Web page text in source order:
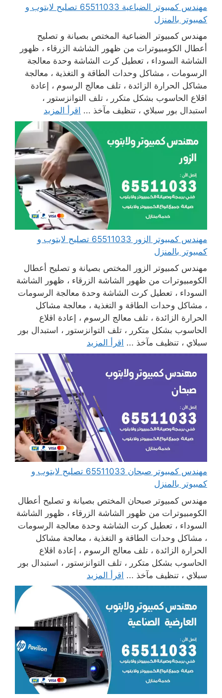
مهندس كمبيوتر الضباعية 65511033 تصليح لابتوب و
كمبيوتر بالمنزل
مهندس كمبيوتر الضباعية المختص بصيانة و تصليح
أعطال الكومبيوترات من ظهور الشاشة الزرقاء ، ظهور
الشاشة السوداء ، تعطيل كرت الشاشة وحدة معالجة
الرسومات ، مشاكل وحدات الطاقة و التغذية ، معالجة
مشاكل الحرارة الزائدة ، تلف معالج الرسوم ، إعادة
اقلاع الحاسوب بشكل متكرر ، تلف التوانزستور ،
استبدال بور سبلاي ، تنظيف مآخذ ... اقرأ المزيد
مهندس كمبيوتر الزور 65511033 تصليح لابتوب و
كمبيوتر بالمنزل
مهندس كمبيوتر الزور المختص بصيانة و تصليح أعطال
الكومبيوترات من ظهور الشاشة الزرقاء ، ظهور الشاشة
السوداء ، تعطيل كرت الشاشة وحدة معالجة الرسومات
، مشاكل وحدات الطاقة و التغذية ، معالجة مشاكل
الحرارة الزائدة ، تلف معالج الرسوم ، إعادة اقلاع
الحاسوب بشكل متكرر ، تلف التوانزستور ، استبدال بور
سبلاي ، تنظيف مآخذ ... اقرأ المزيد
مهندس كمبيوتر صبحان 65511033 تصليح لابتوب و
كمبيوتر بالمنزل
مهندس كمبيوتر صبحان المختص بصيانة و تصليح أعطال
الكومبيوترات من ظهور الشاشة الزرقاء ، ظهور الشاشة
السوداء ، تعطيل كرت الشاشة وحدة معالجة الرسومات
، مشاكل وحدات الطاقة و التغذية ، معالجة مشاكل
الحرارة الزائدة ، تلف معالج الرسوم ، إعادة اقلاع
الحاسوب بشكل متكرر ، تلف التوانزستور ، استبدال بور
سبلاي ، تنظيف مآخذ ... اقرأ المزيد